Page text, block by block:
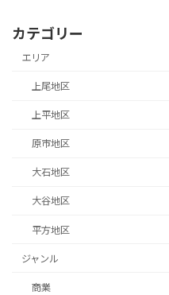
カテゴリー
エリア
上尾地区
上平地区
原市地区
大石地区
大谷地区
平方地区
ジャンル
商業